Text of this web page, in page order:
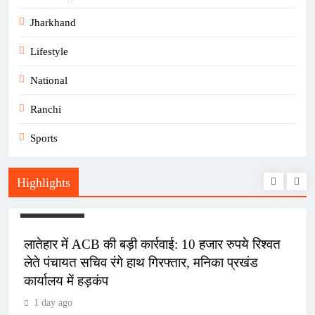
Jharkhand
Lifestyle
National
Ranchi
Sports
Highlights
लातेहार में ACB की बड़ी कार्रवाई: 10 हजार रुपये रिश्वत
लेते पंचायत सचिव रंगे हाथ गिरफ्तार, मनिका प्रखंड
कार्यालय में हड़कंप
1 day ago